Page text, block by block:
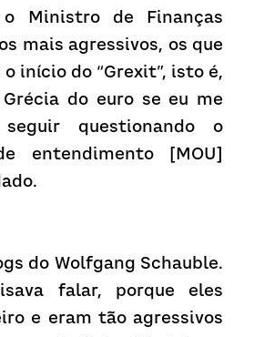
Ministro de Finanças
mais agressivos, os que
início do “Grexit”, isto é,
do euro se eu me
questionando o
entendimento [MOU]
do Wolfgang Schauble.
falar, porque eles
e eram tão agressivos